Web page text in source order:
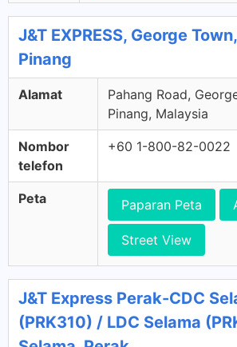
J&T EXPRESS, George
Pinang
Alamat
Pahang Road,
Pinang, Malaysia
Nombor
telefon
+60 1-800-82-0022
Peta Paparan Peta
Street View
J&T Express Perak-CDC
(PRK310) / LDC Selama